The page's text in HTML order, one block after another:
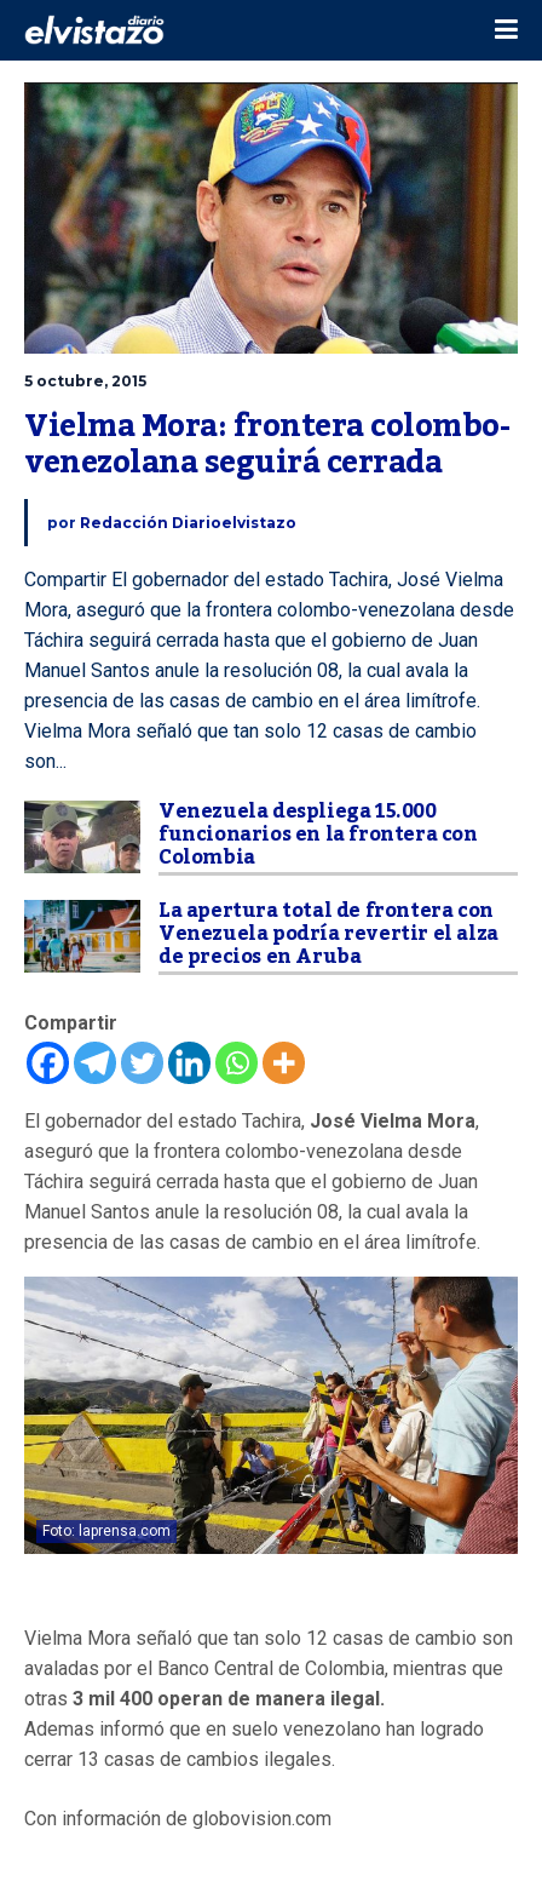
5 octubre, 2015
Vielma Mora: frontera colombo-
venezolana seguirá cerrada
por Redacción Diarioelvistazo
Compartir El gobernador del estado Tachira, José Vielma
Mora, aseguró que la frontera colombo-venezolana desde
Táchira seguirá cerrada hasta que el gobierno de Juan
Manuel Santos anule la resolución 08, la cual avala la
presencia de las casas de cambio en el área limítrofe.
Vielma Mora señaló que tan solo 12 casas de cambio
son...
Venezuela despliega 15.000
funcionarios en la frontera con
Colombia
La apertura total de frontera con
Venezuela podría revertir el alza
de precios en Aruba
Compartir
El gobernador del estado Tachira, José Vielma Mora,
aseguró que la frontera colombo-venezolana desde
Táchira seguirá cerrada hasta que el gobierno de Juan
Manuel Santos anule la resolución 08, la cual avala la
presencia de las casas de cambio en el área limítrofe.
Foto: laprensa.com
Vielma Mora señaló que tan solo 12 casas de cambio son
avaladas por el Banco Central de Colombia, mientras que
otras 3 mil 400 operan de manera ilegal.
Ademas informó que en suelo venezolano han logrado
cerrar 13 casas de cambios ilegales.
Con información de globovision.com